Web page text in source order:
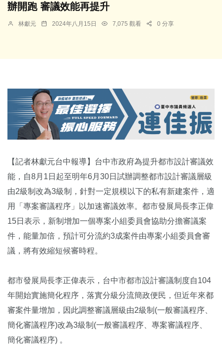
辦開跑 審議效能再提升
林獻元 2024年八月15日 7,075 觀看 0 分享
【記者林獻元台中報導】台中市政府為提升都市設計審議效
能，自8月1日起至明年6月30日試辦調整都市設計審議層級
由2級制改為3級制，針對一定規模以下的私有新建案件，適
用「專案審議程序」以加速審議效率。都市發展局長李正偉
15日表示，新制增加一個專案小組委員會協助分擔審議案
件，能量加倍，預計可分流約3成案件由專案小組委員會審
議，將有效縮短候審時程。
都市發展局長李正偉表示，台中市都市設計審議制度自104
年開始實施簡化程序，落實分級分流簡政便民，但近年來都
審案件量增加，因此調整審議層級由2級制(一般審議程序、
簡化審議程序)改為3級制(一般審議程序、專案審議程序、
簡化審議程序) 。